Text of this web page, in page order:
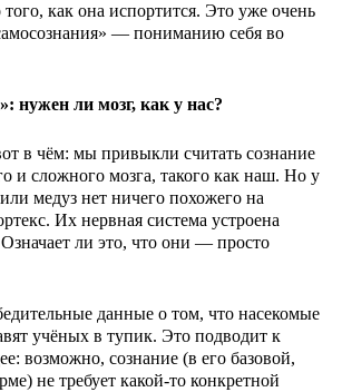
того, как она испортится. Это уже очень
— пониманию себя во
нужен ли мозг, как у нас?
в чём: мы привыкли считать сознание
и сложного мозга, такого как наш. Но у
медуз нет ничего похожего на
Их нервная система устроена
ли это, что они — просто
данные о том, что насекомые
учёных в тупик. Это подводит к
возможно, сознание (в его базовой,
не требует какой-то конкретной